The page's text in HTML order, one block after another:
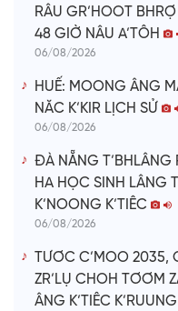
RÂU GR’HOOT
48 GIỜ NÂU A’TÔH
06/08/2026
HUẾ: MOONG ÂNG
NĂC K’KIR LỊCH SỬ
06/08/2026
ĐÀ NẴNG
HA HỌC SINH LÂNG
K’NOONG K’TIÊC
06/08/2026
TƯƠC C’MOO 2035,
ZR’LỤ CHOH TƠƠM
ÂNG K’TIÊC K’RUUNG